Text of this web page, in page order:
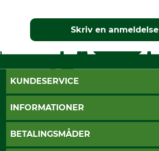
Skriv en anmeldelse
KUNDESERVICE
Kontakt
Cookie-indstillinger
INFORMATIONER
Betalingsmåder
BETALINGSMÅDER